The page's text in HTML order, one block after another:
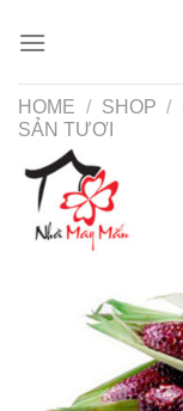
HOME / SHOP /
SẢN TƯƠI